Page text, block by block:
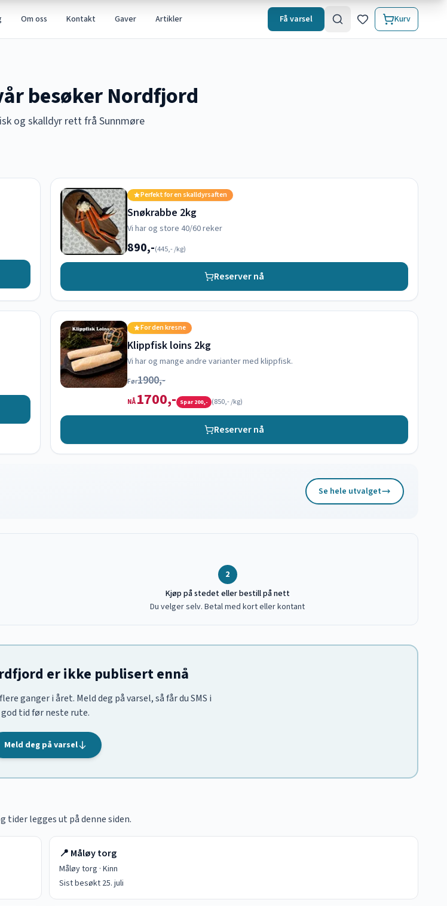
Om oss Kontakt Gaver Artikler Få varsel Kurv
besøker Nordfjord
og skalldyr rett frå Sunnmøre
Perfekt for en skalldyrsaften
Snøkrabbe 2kg
Vi har og store 40/60 reker
890,-(445,-/kg)
Reserver nå
For den kresne
Klippfisk loins 2kg
Vi har og mange andre varianter med klippfisk.
Før1900,-
NÅ 1700,- Spar200,- (850,-/kg)
Reserver nå
Se hele utvalget
2
Kjøp på stedet eller bestill på nett
Du velger selv. Betal med kort eller kontant
er ikke publisert ennå
ganger i året. Meld deg på varsel, så får du SMS i
god tid før neste rute.
Meld deg på varsel
tider legges ut på denne siden.
📍 Måløy torg
Måløy torg · Kinn
Sist besøkt 25. juli